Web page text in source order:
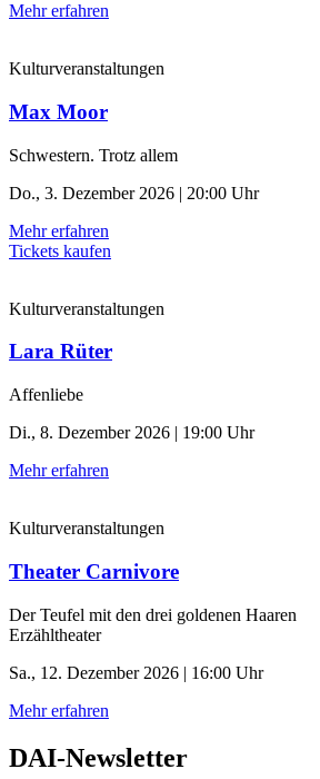
Mehr erfahren
Kulturveranstaltungen
Max Moor
Schwestern. Trotz allem
Do., 3. Dezember 2026 | 20:00 Uhr
Mehr erfahren
Tickets kaufen
Kulturveranstaltungen
Lara Rüter
Affenliebe
Di., 8. Dezember 2026 | 19:00 Uhr
Mehr erfahren
Kulturveranstaltungen
Theater Carnivore
Der Teufel mit den drei goldenen Haaren
Erzähltheater
Sa., 12. Dezember 2026 | 16:00 Uhr
Mehr erfahren
DAI-Newsletter